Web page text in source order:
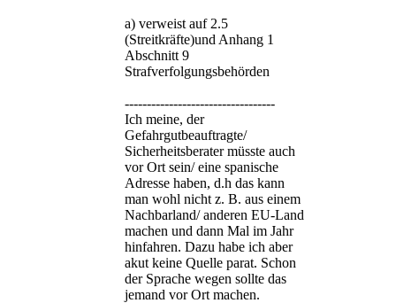
a) verweist auf 2.5
(Streitkräfte)und Anhang 1
Abschnitt 9
Strafverfolgungsbehörden
----------------------------------
Ich meine, der
Gefahrgutbeauftragte/
Sicherheitsberater müsste auch
vor Ort sein/ eine spanische
Adresse haben, d.h das kann
man wohl nicht z. B. aus einem
Nachbarland/ anderen EU-Land
machen und dann Mal im Jahr
hinfahren. Dazu habe ich aber
akut keine Quelle parat. Schon
der Sprache wegen sollte das
jemand vor Ort machen.